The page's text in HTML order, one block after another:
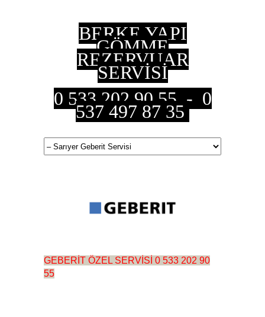
BERKE YAPI
GÖMME
REZERVUAR
SERVİSİ
0 533 202 90 55 - 0
537 497 87 35
GEBERİT ÖZEL SERVİSİ 0 533 202 90
55